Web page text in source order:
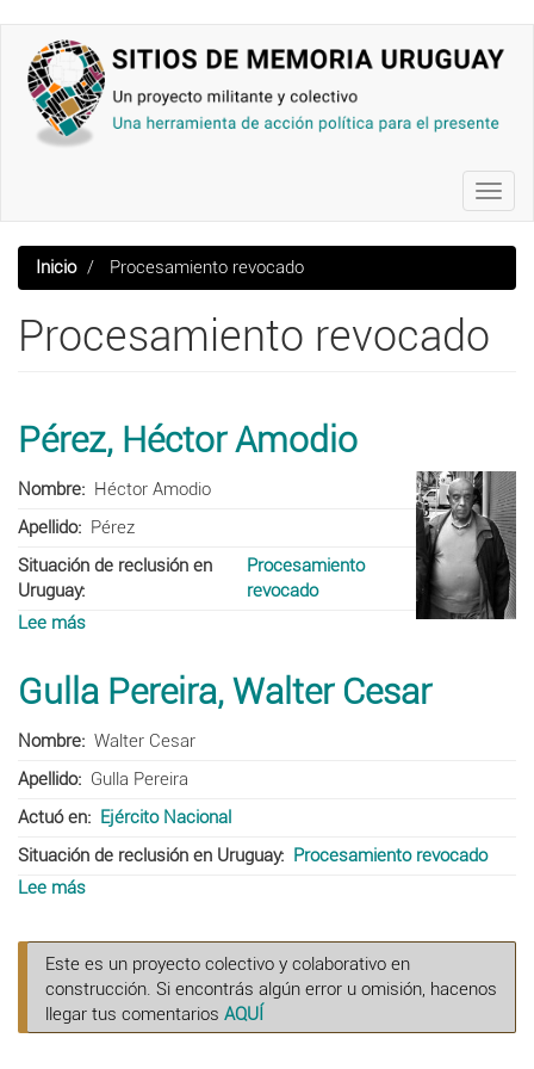
contenido
principal
Inicio Procesamiento revocado
Procesamiento revocado
Pérez, Héctor Amodio
Nombre
Héctor Amodio
Apellido
Pérez
Situación de reclusión en
Uruguay
Procesamiento
revocado
Lee más
Héctor
Amodio
Gulla Pereira, Walter Cesar
Nombre
Walter Cesar
Apellido
Gulla Pereira
Actuó en
Ejército Nacional
Situación de reclusión en Uruguay
Procesamiento revocado
Lee más
Pereira,
Walter
Cesar
Este es un proyecto colectivo y colaborativo en
construcción. Si encontrás algún error u omisión, hacenos
llegar tus comentarios AQUÍ